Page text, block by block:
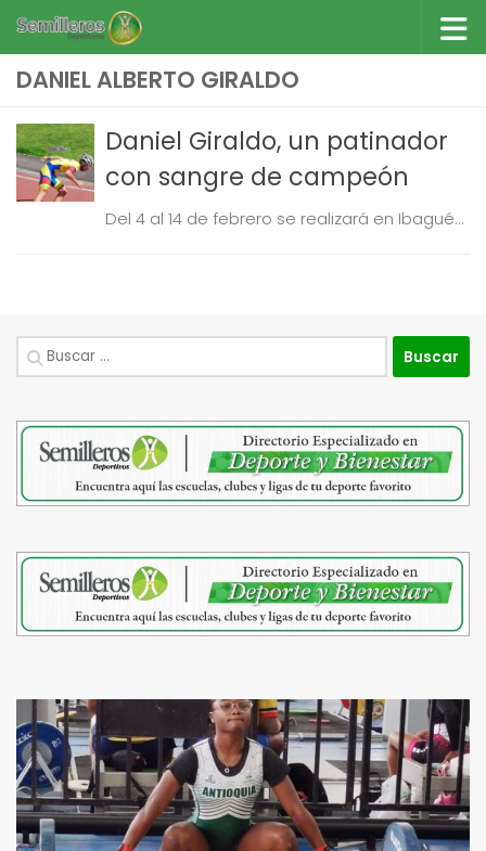
Saltar al contenido
DANIEL ALBERTO GIRALDO
Daniel Giraldo, un patinador
con sangre de campeón
Del 4 al 14 de febrero se realizará en Ibagué...
Buscar: